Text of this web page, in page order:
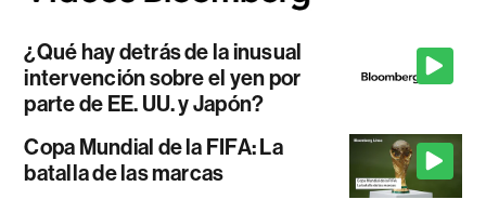
¿Qué hay detrás de la inusual
intervención sobre el yen por
parte de EE. UU. y Japón?
Copa Mundial de la FIFA: La
batalla de las marcas